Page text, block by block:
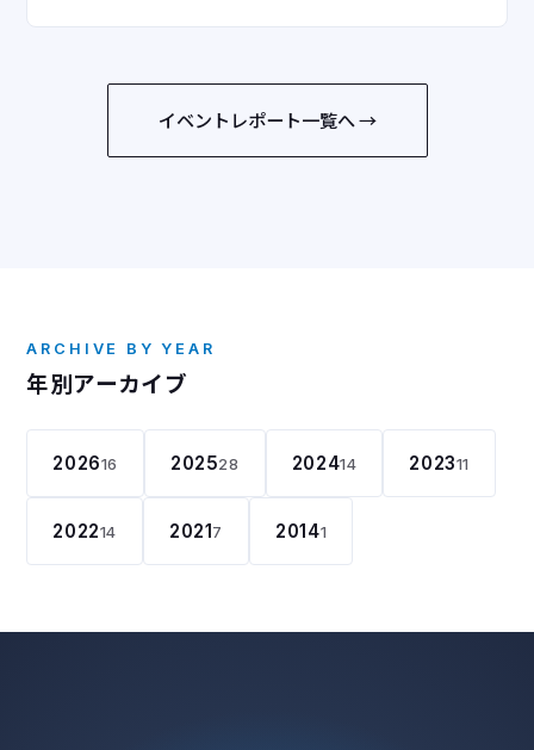
イベントレポート一覧へ →
ARCHIVE BY YEAR
年別アーカイブ
202616 202528 202414 202311
202214 2021 7 20141